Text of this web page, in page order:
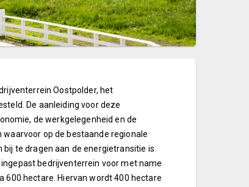
Oostpolder, het
De aanleiding voor deze
de werkgelegenheid en de
waarvoor op de bestaande regionale
te dragen aan de energietransitie is
bedrijventerrein voor met name
600 hectare. Hiervan wordt 400 hectare